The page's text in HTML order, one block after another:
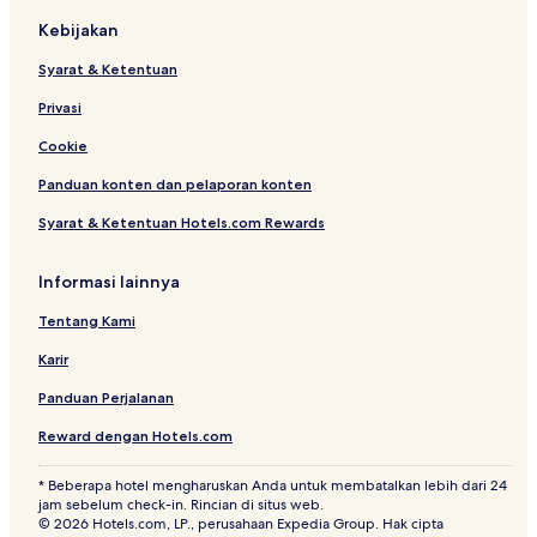
Kebijakan
Syarat & Ketentuan
Privasi
Cookie
Panduan konten dan pelaporan konten
Syarat & Ketentuan Hotels.com Rewards
Informasi lainnya
Tentang Kami
Karir
Panduan Perjalanan
Reward dengan Hotels.com
* Beberapa hotel mengharuskan Anda untuk membatalkan lebih dari 24
jam sebelum check-in. Rincian di situs web.
© 2026 Hotels.com, LP., perusahaan Expedia Group. Hak cipta